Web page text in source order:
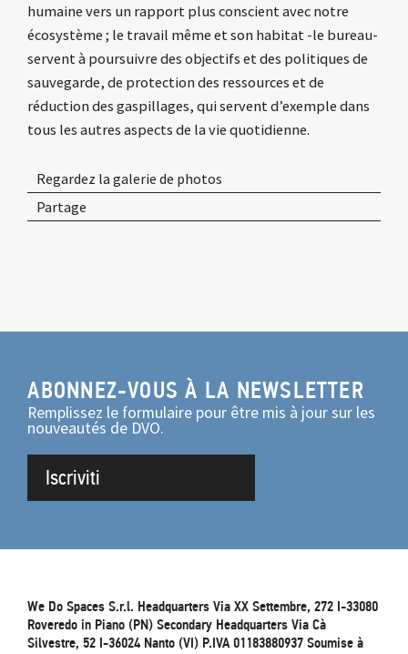
humaine vers un rapport plus conscient avec notre
écosystème ; le travail même et son habitat -le bureau-
servent à poursuivre des objectifs et des politiques de
sauvegarde, de protection des ressources et de
réduction des gaspillages, qui servent d’exemple dans
tous les autres aspects de la vie quotidienne.
Regardez la galerie de photos
Partage
ABONNEZ-VOUS À LA NEWSLETTER
Remplissez le formulaire pour être mis à jour sur les
nouveautés de DVO.
Iscriviti
We Do Spaces S.r.l. Headquarters Via XX Settembre, 272 I-33080
Roveredo in Piano (PN) Secondary Headquarters Via Cà
Silvestre, 52 I-36024 Nanto (VI) P.IVA 01183880937 Soumise à